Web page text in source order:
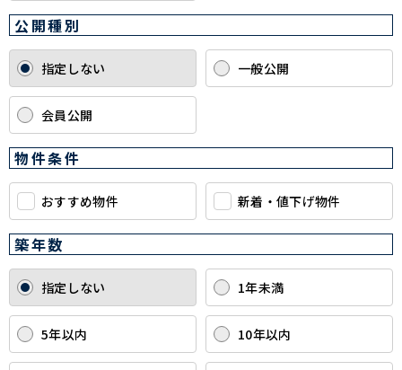
公開種別
指定しない 一般公開
会員公開
物件条件
おすすめ物件 新着・値下げ物件
築年数
指定しない 1年未満
5年以内 10年以内